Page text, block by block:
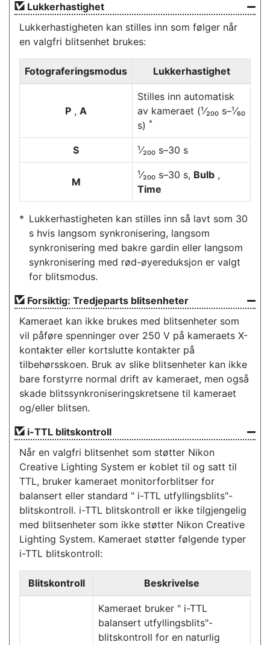
Lukkerhastighet
Lukkerhastigheten kan stilles inn som følger når
en valgfri blitsenhet brukes:
Fotograferingsmodus Lukkerhastighet
P , A
Stilles inn automatisk
av kameraet (¹⁄₂₀₀ s–¹⁄₆₀
s) *
S ¹⁄₂₀₀ s–30 s
M
¹⁄₂₀₀ s–30 s, Bulb ,
Time
Lukkerhastigheten kan stilles inn så lavt som 30
s hvis langsom synkronisering, langsom
synkronisering med bakre gardin eller langsom
synkronisering med rød-øyereduksjon er valgt
for blitsmodus.
Forsiktig: Tredjeparts blitsenheter
Kameraet kan ikke brukes med blitsenheter som
vil påføre spenninger over 250 V på kameraets X-
kontakter eller kortslutte kontakter på
tilbehørsskoen. Bruk av slike blitsenheter kan ikke
bare forstyrre normal drift av kameraet, men også
skade blitssynkroniseringskretsene til kameraet
og/eller blitsen.
i-TTL blitskontroll
Når en valgfri blitsenhet som støtter Nikon
Creative Lighting System er koblet til og satt til
TTL, bruker kameraet monitorforblitser for
balansert eller standard " i-TTL utfyllingsblits"-
blitskontroll. i-TTL blitskontroll er ikke tilgjengelig
med blitsenheter som ikke støtter Nikon Creative
Lighting System. Kameraet støtter følgende typer
i-TTL blitskontroll:
Blitskontroll Beskrivelse
Kameraet bruker " i-TTL
balansert utfyllingsblits"-
blitskontroll for en naturlig